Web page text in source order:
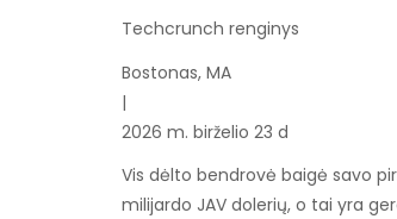
Techcrunch renginys
Bostonas, MA
|
2026 m. birželio 23 d
Vis dėlto bendrovė baigė savo
milijardo JAV dolerių, o tai yra